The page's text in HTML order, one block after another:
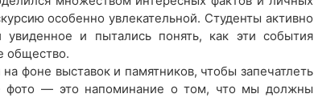
особенно увлекательной. Студенты активно
увиденное и пытались понять, как эти события
общество.
фоне выставок и памятников, чтобы запечатлеть
фото — это напоминание о том, что мы должны